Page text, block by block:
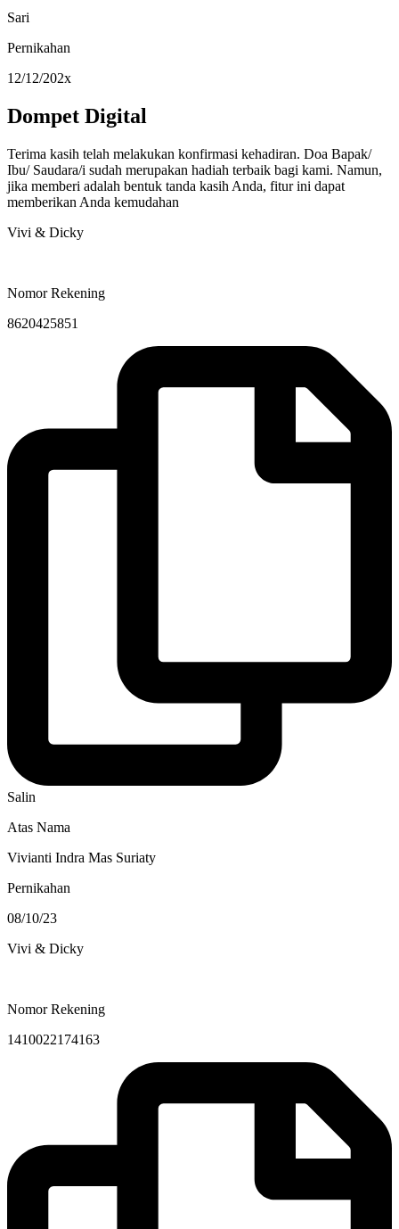
Sari
Pernikahan
12/12/202x
Dompet Digital
Terima kasih telah melakukan konfirmasi kehadiran. Doa Bapak/
Ibu/ Saudara/i sudah merupakan hadiah terbaik bagi kami. Namun,
jika memberi adalah bentuk tanda kasih Anda, fitur ini dapat
memberikan Anda kemudahan
Vivi & Dicky
Nomor Rekening
8620425851
Salin
Atas Nama
Vivianti Indra Mas Suriaty
Pernikahan
08/10/23
Vivi & Dicky
Nomor Rekening
1410022174163